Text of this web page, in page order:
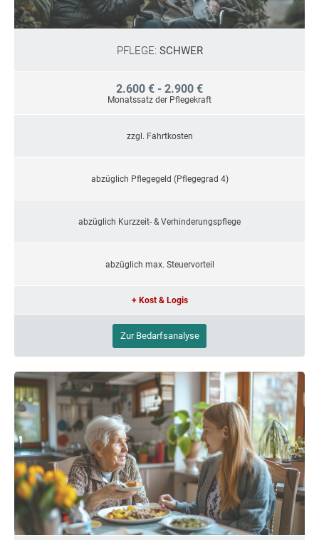
PFLEGE: SCHWER
2.600 € - 2.900 €
Monatssatz der Pflegekraft
zzgl. Fahrtkosten
abzüglich Pflegegeld (Pflegegrad 4)
abzüglich Kurzzeit- & Verhinderungspflege
abzüglich max. Steuervorteil
+ Kost & Logis
Zur Bedarfsanalyse